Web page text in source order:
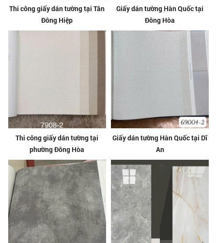
Thi công giấy dán tường tại Tân
Đông Hiệp
Giấy dán tường Hàn Quốc tại
Đông Hòa
Thi công giấy dán tường tại
phường Đông Hòa
Giấy dán tường Hàn Quốc tại Dĩ
An